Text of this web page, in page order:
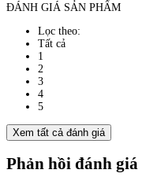
ĐÁNH GIÁ SẢN PHẨM
Lọc theo:
Tất cả
1
2
3
4
5
Xem tất cả đánh giá
Phản hồi đánh giá